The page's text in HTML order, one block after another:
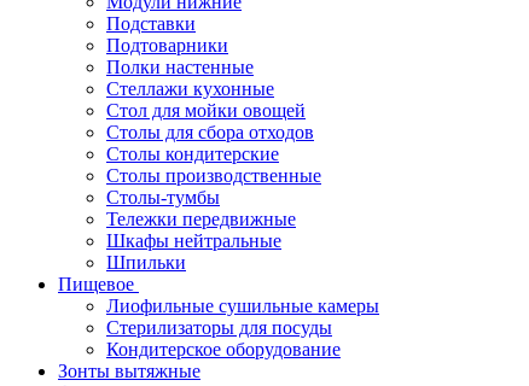
Подставки
Подтоварники
Полки настенные
Стеллажи кухонные
Стол для мойки овощей
Столы для сбора отходов
Столы кондитерские
Столы производственные
Столы-тумбы
Тележки передвижные
Шкафы нейтральные
Шпильки
Пищевое
Лиофильные сушильные камеры
Стерилизаторы для посуды
Кондитерское оборудование
Зонты вытяжные